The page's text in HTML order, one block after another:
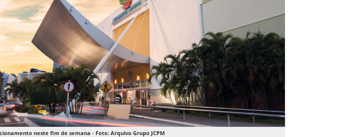
neste fim de semana - Foto: Arquivo Grupo JCPM